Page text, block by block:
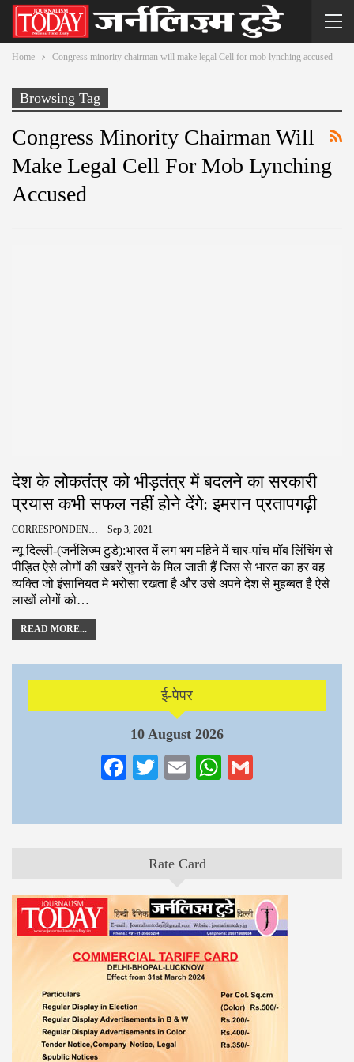
Home Congress minority chairman will make legal Cell for mob lynching accused
Browsing Tag
Congress Minority Chairman Will
Make Legal Cell For Mob Lynching
Accused
देश के लोकतंत्र को भीड़तंत्र में बदलने का सरकारी
प्रयास कभी सफल नहीं होने देंगे: इमरान प्रतापगढ़ी
CORRESPONDENCE Sep 3, 2021
न्यू दिल्ली-(जर्नलिज्म टुडे):भारत में लग भग महिने में चार-पांच मॉब लिंचिंग से
पीड़ित ऐसे लोगों की खबरें सुनने के मिल जाती हैं जिस से भारत का हर वह
व्यक्ति जो इंसानियत मे भरोसा रखता है और उसे अपने देश से मुहब्बत है ऐसे
लाखों लोगों को…
READ MORE...
ई-पेपर
10 August 2026
Facebook
TwitterEmailWhatsApp
Rate Card